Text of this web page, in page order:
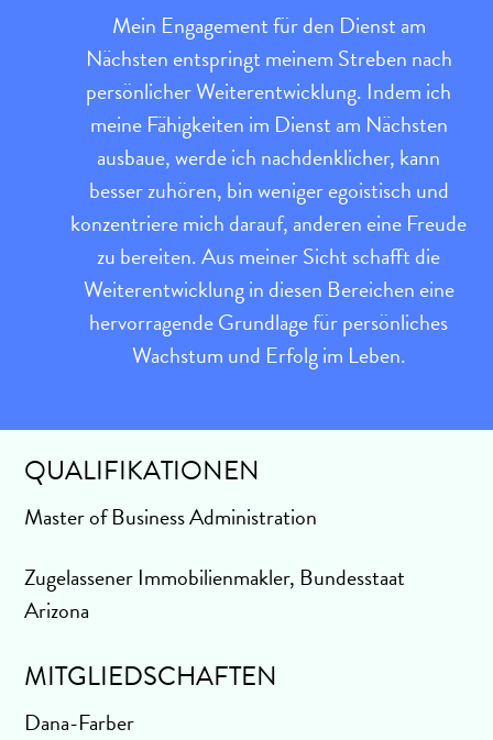
Mein Engagement für den Dienst am
Nächsten entspringt meinem Streben nach
persönlicher Weiterentwicklung. Indem ich
meine Fähigkeiten im Dienst am Nächsten
ausbaue, werde ich nachdenklicher, kann
besser zuhören, bin weniger egoistisch und
konzentriere mich darauf, anderen eine Freude
zu bereiten. Aus meiner Sicht schafft die
Weiterentwicklung in diesen Bereichen eine
hervorragende Grundlage für persönliches
Wachstum und Erfolg im Leben.
QUALIFIKATIONEN
Master of Business Administration
Zugelassener Immobilienmakler, Bundesstaat
Arizona
MITGLIEDSCHAFTEN
Dana-Farber